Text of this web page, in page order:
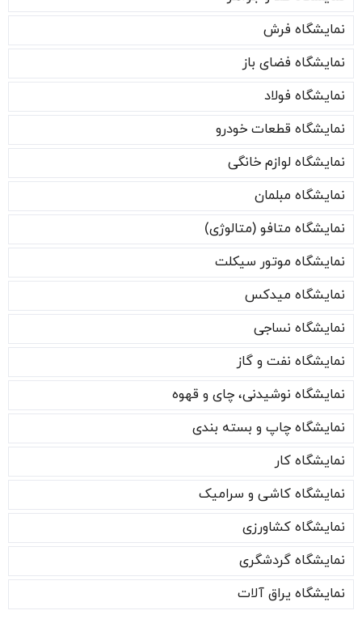
نمایشگاه فرش
نمایشگاه فضای باز
نمایشگاه فولاد
نمایشگاه قطعات خودرو
نمایشگاه لوازم خانگی
نمایشگاه مبلمان
نمایشگاه متافو (متالوژی)
نمایشگاه موتور سیکلت
نمایشگاه میدکس
نمایشگاه نساجی
نمایشگاه نفت و گاز
نمایشگاه نوشیدنی، چای و قهوه
نمایشگاه چاپ و بسته بندی
نمایشگاه کار
نمایشگاه کاشی و سرامیک
نمایشگاه کشاورزی
نمایشگاه گردشگری
نمایشگاه یراق آلات